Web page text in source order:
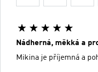
Nádherná, měkká a
Mikina je příjemná a